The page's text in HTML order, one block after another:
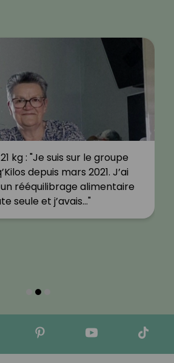
kg : "Je suis sur le groupe
depuis mars 2021. J’ai
rééquilibrage alimentaire
seule et j’avais…"